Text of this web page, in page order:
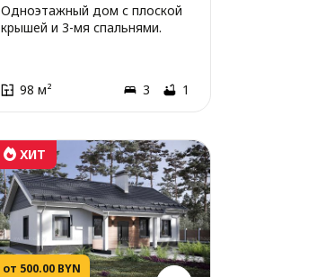
Одноэтажный дом с плоской
крышей и 3-мя спальнями.
98 м² 3 1
от 500.00 BYN
ХИТ